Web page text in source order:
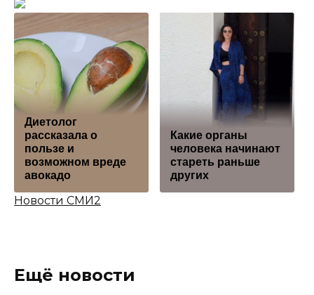
Диетолог
рассказала о
пользе и
возможном вреде
авокадо
Какие органы
человека начинают
стареть раньше
других
Новости СМИ2
Ещё новости